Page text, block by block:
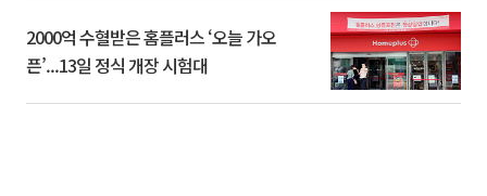
2000억 수혈받은 홈플러스 ‘오늘 가오
픈’...13일 정식 개장 시험대